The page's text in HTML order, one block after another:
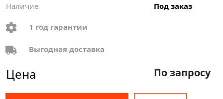
Наличие Под заказ
1 год гарантии
Выгодная доставка
Цена По запросу